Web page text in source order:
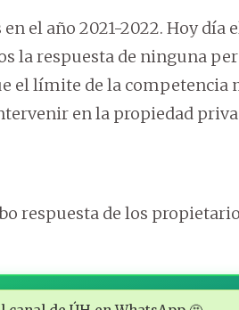
el año 2021-2022. Hoy día
la respuesta de ninguna
el límite de la competencia
en la propiedad
respuesta de los